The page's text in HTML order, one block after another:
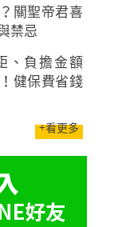
關聖帝君喜
禁忌
、負擔金額
健保費省錢
+看更多